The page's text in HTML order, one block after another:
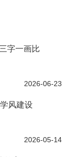
字一画比
2026-06-23
风建设
2026-05-14